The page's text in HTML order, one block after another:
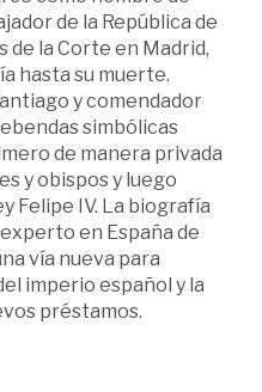
de la República de
de la Corte en Madrid,
hasta su muerte.
y comendador
simbólicas
de manera privada
y obispos y luego
Felipe IV. La biografía
en España de
vía nueva para
imperio español y la
préstamos.